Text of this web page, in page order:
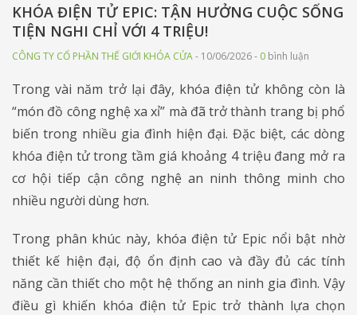
KHÓA ĐIỆN TỬ EPIC: TẬN HƯỞNG CUỘC SỐNG
TIỆN NGHI CHỈ VỚI 4 TRIỆU!
CÔNG TY CỔ PHẦN THẾ GIỚI KHÓA CỬA- 10/06/2026 - 0 bình luận
Trong vài năm trở lại đây, khóa điện tử không còn là
“món đồ công nghệ xa xỉ” mà đã trở thành trang bị phổ
biến trong nhiều gia đình hiện đại. Đặc biệt, các dòng
khóa điện tử trong tầm giá khoảng 4 triệu đang mở ra
cơ hội tiếp cận công nghệ an ninh thông minh cho
nhiều người dùng hơn.
Trong phân khúc này, khóa điện tử Epic nổi bật nhờ
thiết kế hiện đại, độ ổn định cao và đầy đủ các tính
năng cần thiết cho một hệ thống an ninh gia đình. Vậy
điều gì khiến khóa điện tử Epic trở thành lựa chọn